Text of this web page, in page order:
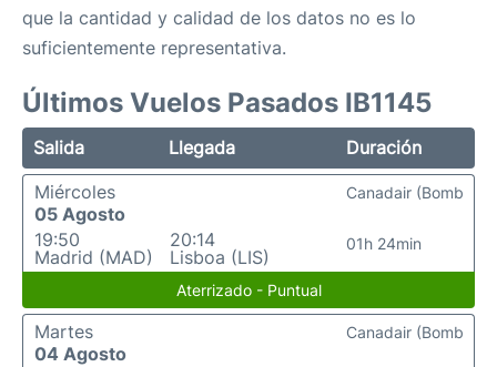
que la cantidad y calidad de los datos no es lo
suficientemente representativa.
Últimos Vuelos Pasados IB1145
Salida Llegada
Duración
Miércoles
05 Agosto
19:50
Madrid (MAD)
20:14
Lisboa (LIS)
01h 24min
Canadair (Bomb
Aterrizado - Puntual
Martes
04 Agosto
Canadair (Bomb